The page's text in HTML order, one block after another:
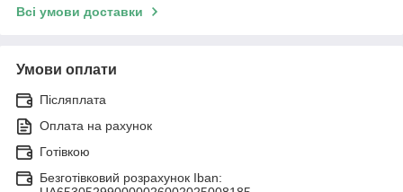
Всі умови доставки
Умови оплати
Післяплата
Оплата на рахунок
Готівкою
Безготівковий розрахунок Iban: